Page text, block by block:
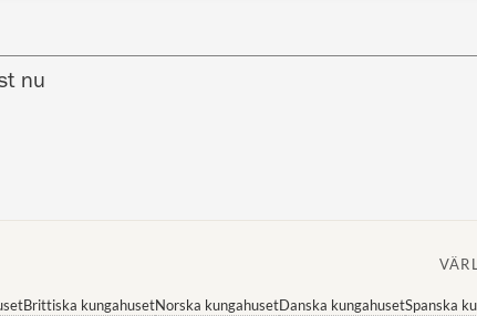
nu
Brittiska kungahusetNorska kungahusetDanska kungahusetSpanska